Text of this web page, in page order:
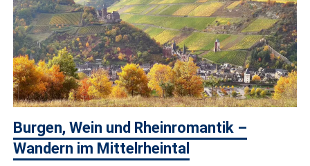
Burgen, Wein und Rheinromantik –
Wandern im Mittelrheintal